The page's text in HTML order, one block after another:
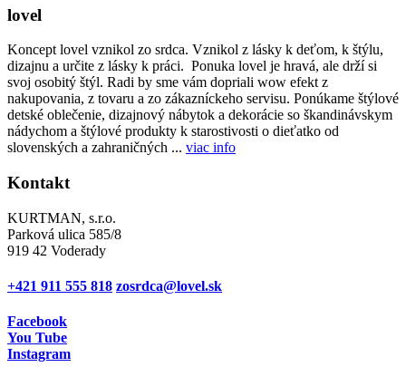
lovel
Koncept lovel vznikol zo srdca. Vznikol z lásky k deťom, k štýlu,
dizajnu a určite z lásky k práci. Ponuka lovel je hravá, ale drží si
svoj osobitý štýl. Radi by sme vám dopriali wow efekt z
nakupovania, z tovaru a zo zákazníckeho servisu. Ponúkame štýlové
detské oblečenie, dizajnový nábytok a dekorácie so škandinávskym
nádychom a štýlové produkty k starostivosti o dieťatko od
slovenských a zahraničných ... viac info
Kontakt
KURTMAN, s.r.o.
Parková ulica 585/8
919 42 Voderady
+421 911 555 818 zosrdca@lovel.sk
Facebook
You Tube
Instagram